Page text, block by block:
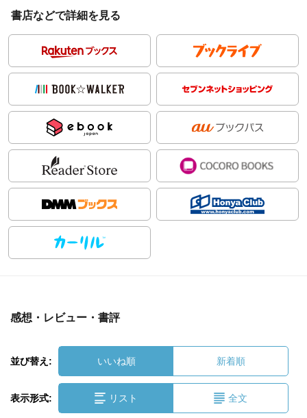
書店などで詳細を見る
感想・レビュー・書評
並び替え: いいね順 新着順
表示形式: リスト 全文